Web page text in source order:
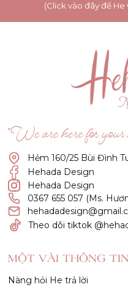
(Click vào đây để He
“We are here for your
Hẻm 160/25 Bùi Đình
Hehada Design
Hehada Design
0367 655 057 (Ms.
Theo dõi tiktok
MỘT VÀI THÔNG
Nàng hỏi He trả lời